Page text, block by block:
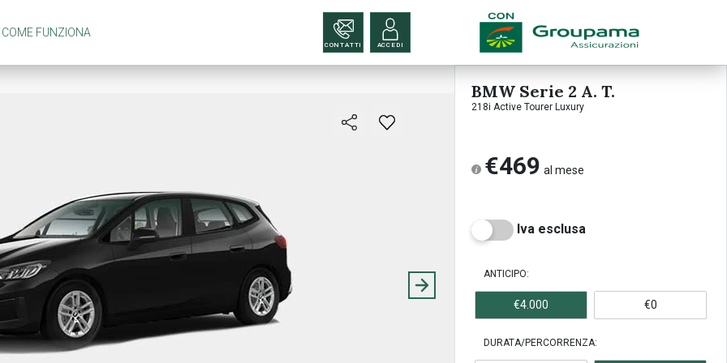
COME FUNZIONA
CONTATTI ACCEDI
BMW Serie 2 A. T.
218i Active Tourer Luxury
€469 al mese
Iva esclusa
ANTICIPO:
€4.000 €0
DURATA/PERCORRENZA: